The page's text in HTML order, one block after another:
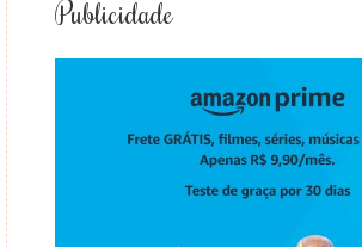
Publicidade